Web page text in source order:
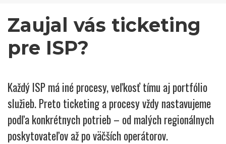
Zaujal vás ticketing
pre ISP?
Každý ISP má iné procesy, veľkosť tímu aj portfólio
služieb. Preto ticketing a procesy vždy nastavujeme
podľa konkrétnych potrieb – od malých regionálnych
poskytovateľov až po väčších operátorov.